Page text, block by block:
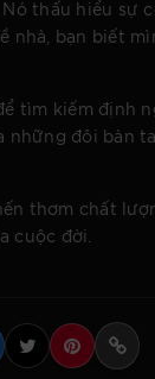
thấu hiểu sự
bạn biết
tìm kiếm định
những đôi bàn
thơm chất
cuộc đời.